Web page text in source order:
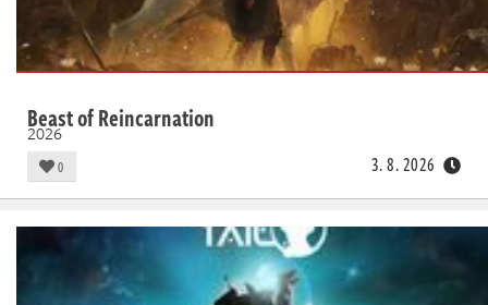
Beast of Reincarnation
2026
0 3. 8. 2026